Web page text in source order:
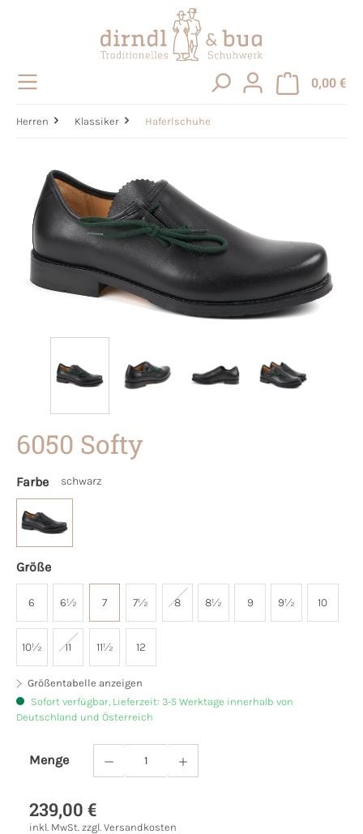
0,00 €
Herren Klassiker Haferlschuhe
6050 Softy
Farbe schwarz
Größe
6 6½ 7 7½ 8 8½ 9 9½ 10
10½ 11 11½ 12
Größentabelle anzeigen
Sofort verfügbar, Lieferzeit: 3-5 Werktage innerhalb von
Deutschland und Österreich
Menge
Produkt Anzahl: Gib den gewünschten
239,00 €
inkl. MwSt. zzgl. Versandkosten